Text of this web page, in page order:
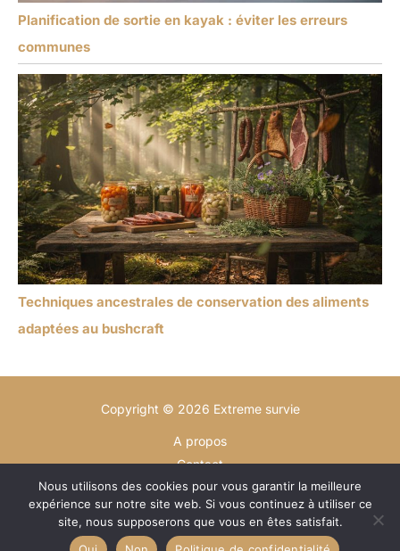
Planification de sortie en kayak : éviter les erreurs
communes
Techniques ancestrales de conservation des aliments
adaptées au bushcraft
Copyright © 2026 Extreme survie
A propos
Contact
Plan du site
Mentions légales
Politique de confidentialité
Nous utilisons des cookies pour vous garantir la meilleure
expérience sur notre site web. Si vous continuez à utiliser ce
site, nous supposerons que vous en êtes satisfait.